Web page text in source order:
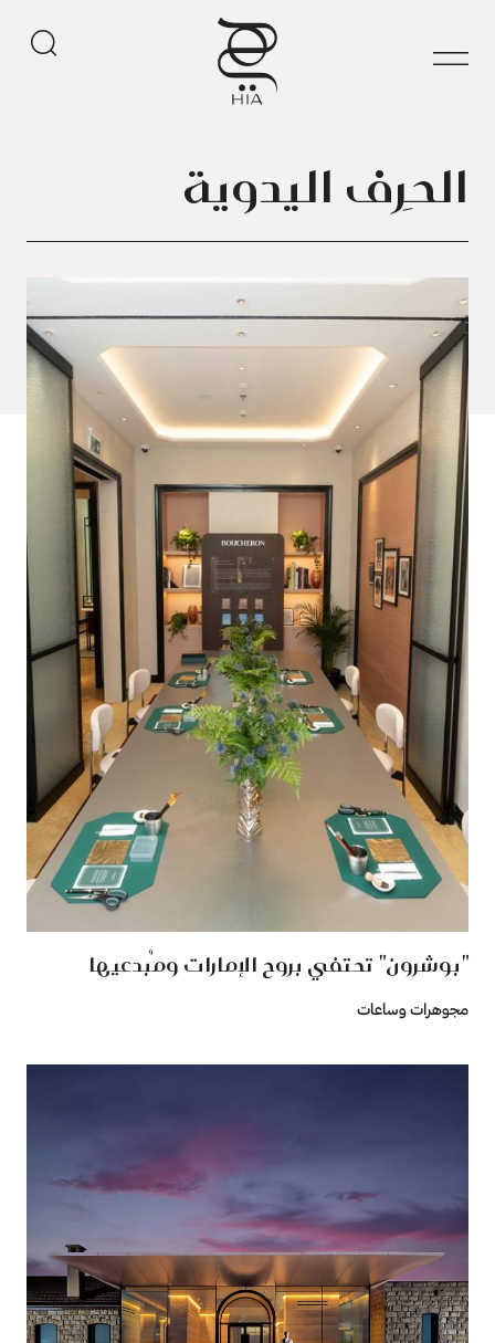
الحِرف اليدوية
"بوشرون" تحتفي بروح الإمارات ومُبدعيها
مجوهرات وساعات